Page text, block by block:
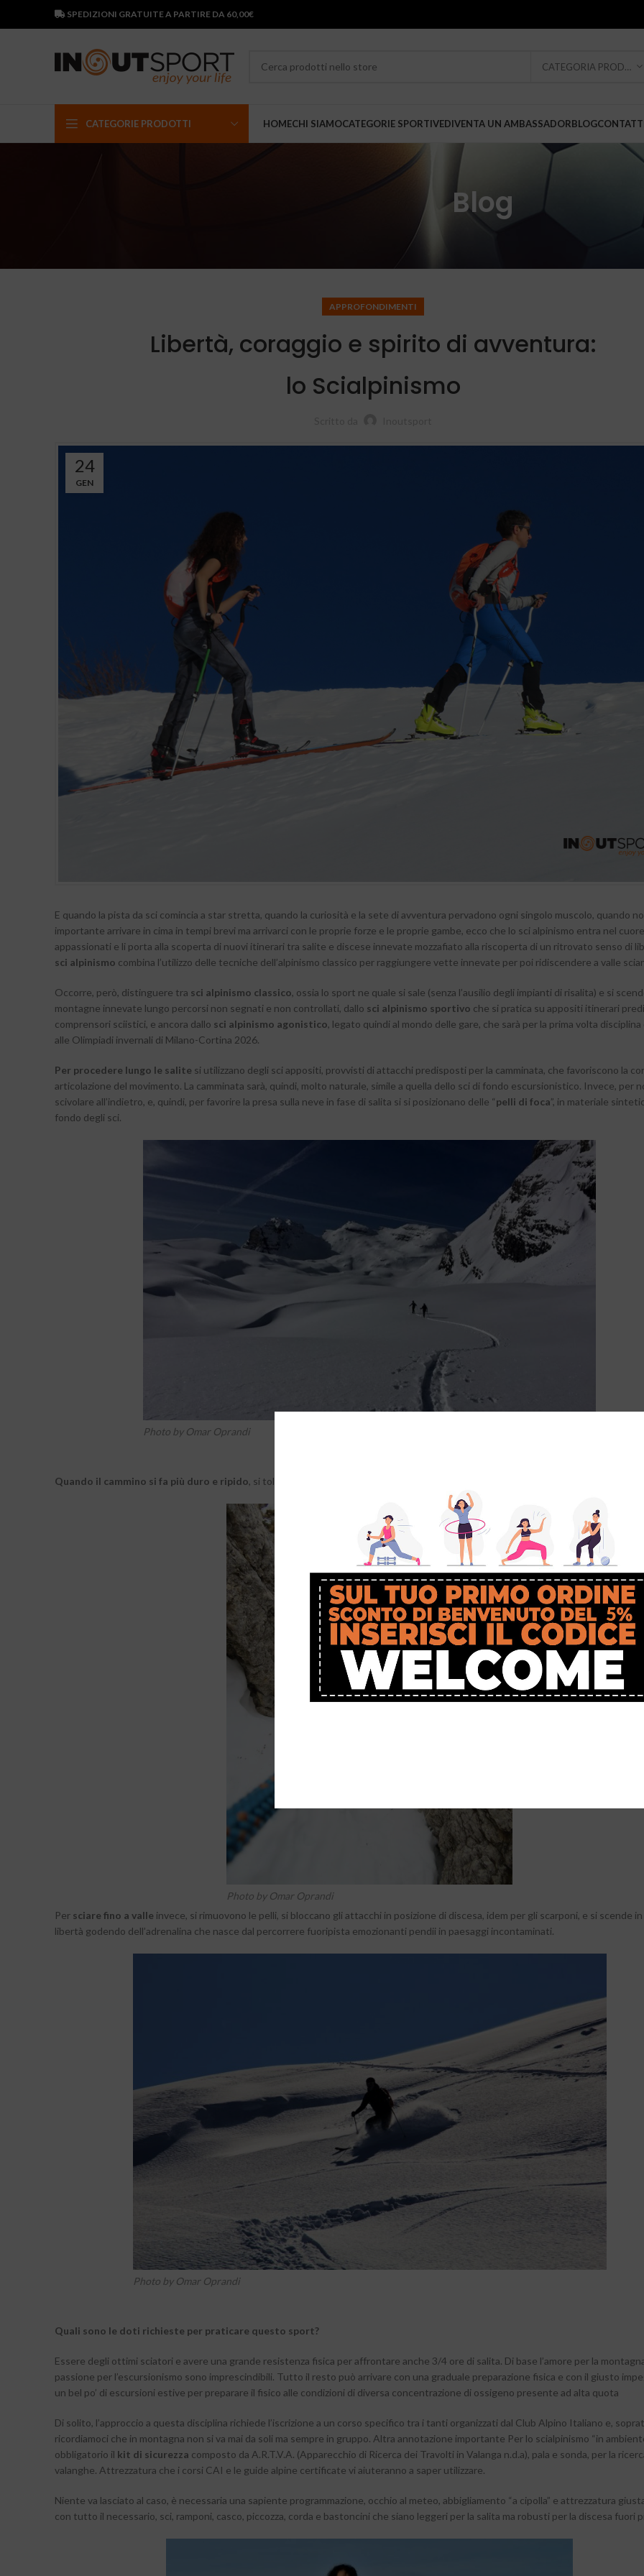
SPEDIZIONI GRATUITE A PARTIRE DA 60,00€
CATEGORIA PRODOTTO
CATEGORIE PRODOTTI HOMECHI SIAMOCATEGORIE SPORTIVEDIVENTA UN AMBASSADORBLOG
Blog
APPROFONDIMENTI
Libertà, coraggio e spirito di avventura:
lo Scialpinismo
24
GEN
E quando la pista da sci comincia a star stretta, quando la curiosità e la sete di avventura pervadono ogni singolo muscolo, quando
importante arrivare in cima in tempi brevi ma arrivarci con le proprie forze e le proprie gambe, ecco che lo sci alpinismo entra nel
appassionati e li porta alla scoperta di nuovi itinerari tra salite e discese innevate mozzafiato alla riscoperta di un ritrovato senso di
sci alpinismo combina l’utilizzo delle tecniche dell’alpinismo classico per raggiungere vette innevate per poi ridiscendere a valle
Occorre, però, distinguere tra sci alpinismo classico, ossia lo sport ne quale si sale (senza l’ausilio degli impianti di risalita) e si
montagne innevate lungo percorsi non segnati e non controllati, dallo sci alpinismo sportivo che si pratica su appositi itinerari
comprensori sciistici, e ancora dallo sci alpinismo agonistico, legato quindi al mondo delle gare, che sarà per la prima volta disciplina
alle Olimpiadi invernali di Milano-Cortina 2026.
Per procedere lungo le salite si utilizzano degli sci appositi, provvisti di attacchi predisposti per la camminata, che favoriscono la
articolazione del movimento. La camminata sarà, quindi, molto naturale, simile a quella dello sci di fondo escursionistico. Invece, per
scivolare all’indietro, e, quindi, per favorire la presa sulla neve in fase di salita si si posizionano delle “pelli di foca”, in materiale
fondo degli sci.
Photo by Omar Oprandi
Quando il cammino si fa più duro e ripido, si tolgono gli sci e si sale come per l’alpinismo, anche su pareti vere e proprie.
Photo by Omar Oprandi
Per sciare fino a valle invece, si rimuovono le pelli, si bloccano gli attacchi in posizione di discesa, idem per gli scarponi, e si scende
libertà godendo dell’adrenalina che nasce dal percorrere fuoripista emozionanti pendii in paesaggi incontaminati.
Photo by Omar Oprandi
Quali sono le doti richieste per praticare questo sport?
Essere degli ottimi sciatori e avere una grande resistenza fisica per affrontare anche 3/4 ore di salita. Di base l’amore per la
passione per l’escursionismo sono imprescindibili. Tutto il resto può arrivare con una graduale preparazione fisica e con il giusto
un bel po’ di escursioni estive per preparare il fisico alle condizioni di diversa concentrazione di ossigeno presente ad alta quota
Di solito, l’approccio a questa disciplina richiede l’iscrizione a un corso specifico tra i tanti organizzati dal Club Alpino Italiano e,
ricordiamoci che in montagna non si va mai da soli ma sempre in gruppo. Altra annotazione importante Per lo scialpinismo “in
obbligatorio il kit di sicurezza composto da A.R.T.V.A. (Apparecchio di Ricerca dei Travolti in Valanga n.d.a), pala e sonda, per la
valanghe. Attrezzatura che i corsi CAI e le guide alpine certificate vi aiuteranno a saper utilizzare.
Niente va lasciato al caso, è necessaria una sapiente programmazione, occhio al meteo, abbigliamento “a cipolla” e attrezzatura
con tutto il necessario, sci, ramponi, casco, piccozza, corda e bastoncini che siano leggeri per la salita ma robusti per la discesa fuori